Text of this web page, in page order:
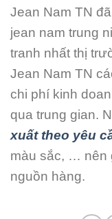
Jean Nam TN
jean nam trung
tranh nhất thị
Jean Nam TN
chi phí kinh
qua trung gian.
xuất theo yêu
màu sắc, … nên
nguồn hàng.